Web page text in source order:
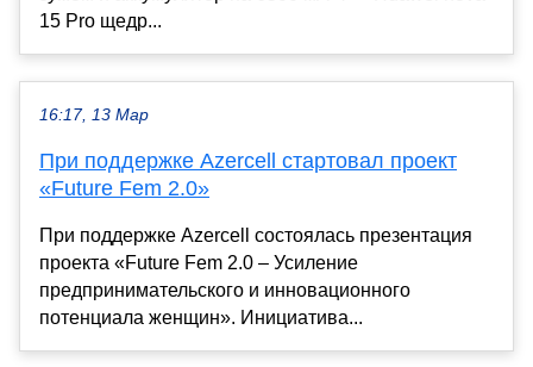
15 Pro щедр...
16:17, 13 Мар
При поддержке Azercell стартовал проект
«Future Fem 2.0»
При поддержке Azercell состоялась презентация
проекта «Future Fem 2.0 – Усиление
предпринимательского и инновационного
потенциала женщин». Инициатива...